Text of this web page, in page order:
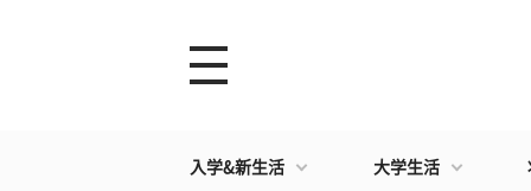
入学&新生活 大学生活